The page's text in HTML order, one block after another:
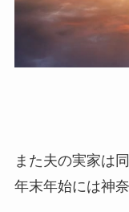
また夫の実家は
年末年始には神